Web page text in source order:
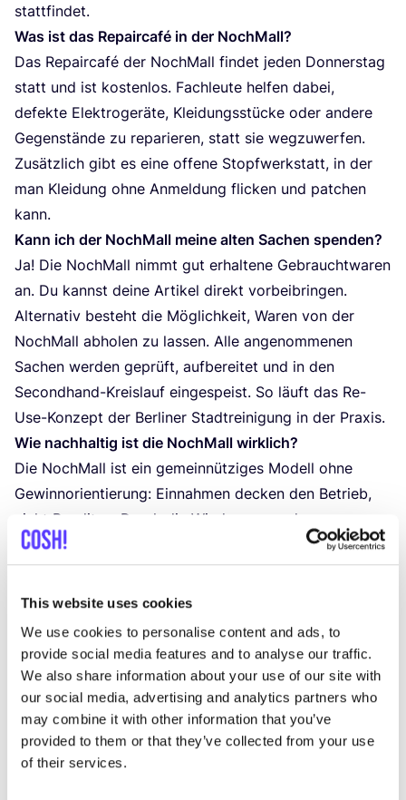
This website uses cookies
We use cookies to personalise content and ads, to
provide social media features and to analyse our traffic.
We also share information about your use of our site with
our social media, advertising and analytics partners who
may combine it with other information that you’ve
provided to them or that they’ve collected from your use
of their services.
stattfindet.
Was ist das Repair­ca­fé in der NochMall?
Das Repair­ca­fé der Noch­Mall fin­det jeden Don­ners­tag
statt und ist kos­ten­los. Fach­leu­te hel­fen dabei,
defek­te Elek­tro­ge­rä­te, Klei­dungs­stü­cke oder ande­re
Gegen­stän­de zu repa­rie­ren, statt sie weg­zu­wer­fen.
Zusätz­lich gibt es eine offe­ne Stopf­werk­statt, in der
man Klei­dung ohne Anmel­dung fli­cken und patchen
kann.
Kann ich der Noch­Mall mei­ne alten Sachen spenden?
Ja! Die Noch­Mall nimmt gut erhal­te­ne Gebraucht­wa­ren
an. Du kannst dei­ne Arti­kel direkt vor­bei­brin­gen.
Alter­na­tiv besteht die Mög­lich­keit, Waren von der
Noch­Mall abho­len zu las­sen. Alle ange­nom­me­nen
Sachen wer­den geprüft, auf­be­rei­tet und in den
Second­hand-Kreis­lauf ein­ge­speist. So läuft das Re-
Use-Kon­zept der Ber­li­ner Stadt­rei­ni­gung in der Praxis.
Wie nach­hal­tig ist die Noch­Mall wirklich?
Die Noch­Mall ist ein gemein­nüt­zi­ges Modell ohne
Gewinn­ori­en­tie­rung: Ein­nah­men decken den Betrieb,
nicht Ren­di­ten. Durch die Wie­der­ver­wen­dung von
Gebraucht­wa­ren kön­nen laut eige­nen Schät­zun­gen bis
zu4.000Ton­nenCO2pro Jahr ver­mie­den wer­den. Als
BSR-Toch­ter ist die Noch­Mall fest in die Ber­li­ner
aktiv zur Zero-Was­te-Visi­on der Stadt bei.
Details